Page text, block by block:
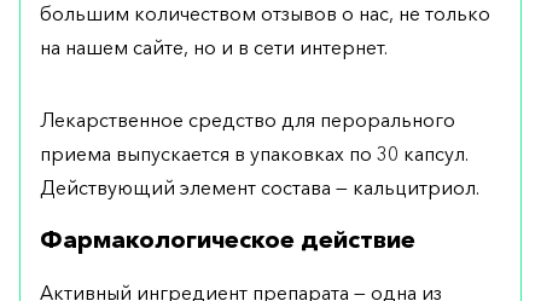
большим количеством отзывов о нас, не только
на нашем сайте, но и в сети интернет.
Лекарственное средство для перорального
приема выпускается в упаковках по 30 капсул.
Действующий элемент состава — кальцитриол.
Фармакологическое действие
Активный ингредиент препарата — одна из